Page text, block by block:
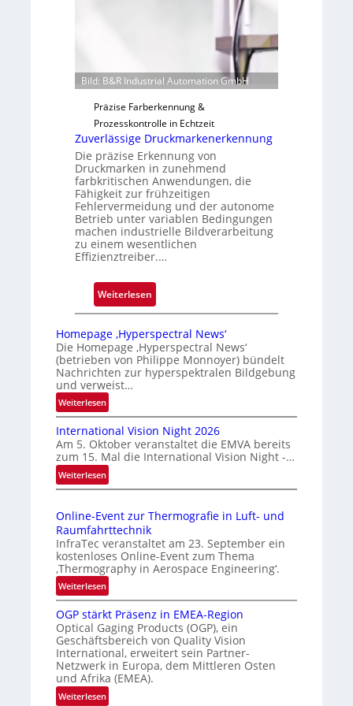
n
u
Bild: B&R Industrial Automation GmbH
Präzise Farberkennung &
Prozesskontrolle in Echtzeit
Zuverlässige Druckmarkenerkennung
Die präzise Erkennung von
Druckmarken in zunehmend
farbkritischen Anwendungen, die
Fähigkeit zur frühzeitigen
Fehlervermeidung und der autonome
Betrieb unter variablen Bedingungen
machen industrielle Bildverarbeitung
zu einem wesentlichen
Effizienztreiber.…
Weiterlesen:
Z
v
e
r
s
s
i
e
D
r
u
c
k
r
k
e
n
Homepage ‚Hyperspectral News‘
Die Homepage ‚Hyperspectral News‘
(betrieben von Philippe Monnoyer) bündelt
Nachrichten zur hyperspektralen Bildgebung
und verweist…
Weiterlesen:
H
o
m
e
p
a
e
‚
H
y
p
e
r
s
p
e
c
t
r
International Vision Night 2026
Am 5. Oktober veranstaltet die EMVA bereits
zum 15. Mal die International Vision Night -…
Weiterlesen:
I
t
e
r
n
a
t
o
n
a
l
V
i
Online-Event zur Thermografie in Luft- und
Raumfahrttechnik
InfraTec veranstaltet am 23. September ein
kostenloses Online-Event zum Thema
‚Thermography in Aerospace Engineering‘.
Weiterlesen:
O
n
l
i
n
e
-
OGP stärkt Präsenz in EMEA-Region
Optical Gaging Products (OGP), ein
Geschäftsbereich von Quality Vision
International, erweitert sein Partner-
Netzwerk in Europa, dem Mittleren Osten
und Afrika (EMEA).
Weiterlesen: